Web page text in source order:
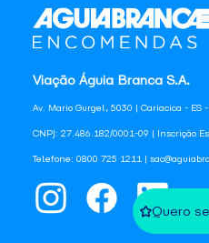
Quero
Viação Águia Branca S.A.
Av. Mario Gurgel, 5030 | Cariacica - ES
CNPJ: 27.486.182/0001-09 | Inscrição
Telefone: 0800 725 1211 |